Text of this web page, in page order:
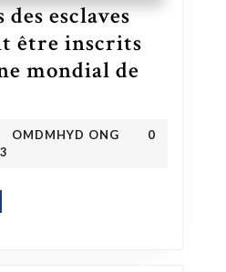
esclaves
être inscrits
mondial de
2023OMDMHYD ONG
0